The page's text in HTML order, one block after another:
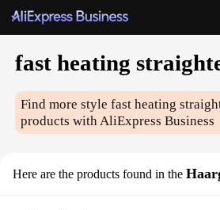
fast heating
Find more stylefast heating
products with AliExpress Business
Here are the products found in the